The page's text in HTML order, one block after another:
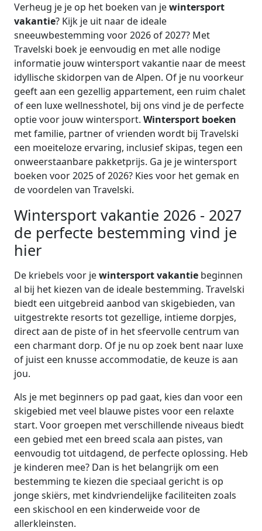
Verheug je je op het boeken van jewintersport
vakantie? Kijk je uit naar de ideale
sneeuwbestemming voor 2026 of 2027? Met
Travelski boek je eenvoudig en met alle nodige
informatie jouw wintersport vakantie naar de meest
idyllische skidorpen van de Alpen. Of je nu voorkeur
geeft aan een gezellig appartement, een ruim chalet
of een luxe wellnesshotel, bij ons vind je de perfecte
optie voor jouw wintersport. Wintersport boeken
met familie, partner of vrienden wordt bij Travelski
een moeiteloze ervaring, inclusief skipas, tegen een
onweerstaanbare pakketprijs. Ga je je wintersport
boeken voor 2025 of 2026? Kies voor het gemak en
de voordelen van Travelski.
Wintersport vakantie 2026 - 2027
de perfecte bestemming vind je
hier
De kriebels voor jewintersport vakantie beginnen
al bij het kiezen van de ideale bestemming. Travelski
biedt een uitgebreid aanbod van skigebieden, van
uitgestrekte resorts tot gezellige, intieme dorpjes,
direct aan de piste of in het sfeervolle centrum van
een charmant dorp. Of je nu op zoek bent naar luxe
of juist een knusse accommodatie, de keuze is aan
jou.
Als je met beginners op pad gaat, kies dan voor een
skigebied met veel blauwe pistes voor een relaxte
start. Voor groepen met verschillende niveaus biedt
een gebied met een breed scala aan pistes, van
eenvoudig tot uitdagend, de perfecte oplossing. Heb
je kinderen mee? Dan is het belangrijk om een
bestemming te kiezen die speciaal gericht is op
jonge skiërs, met kindvriendelijke faciliteiten zoals
een skischool en een kinderweide voor de
allerkleinsten.